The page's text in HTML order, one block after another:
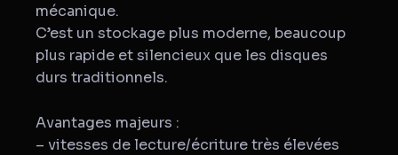
mécanique.
C’est un stockage plus moderne, beaucoup
plus rapide et silencieux que les disques
durs traditionnels.
Avantages majeurs :
– vitesses de lecture/écriture très élevées